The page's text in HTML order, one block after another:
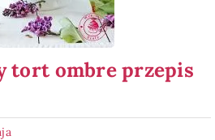
tort ombre przepis